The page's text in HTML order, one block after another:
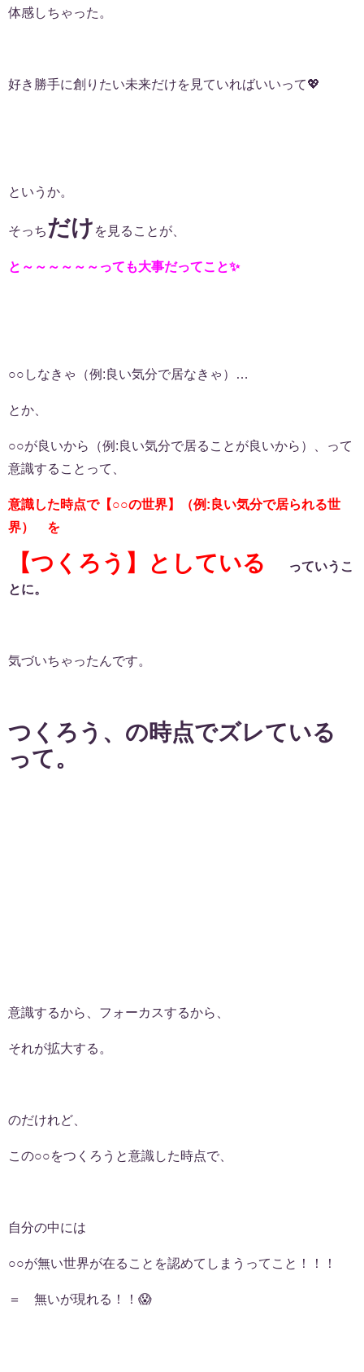
体感しちゃった。
好き勝手に創りたい未来だけを見ていればいいって💖
というか。
そっちだけ を見ることが、
と～～～～～～っても大事だってこと✨
○○しなきゃ（例:良い気分で居なきゃ）…
とか、
○○が良いから（例:良い気分で居ることが良いから）、って
意識することって、
意識した時点で【○○の世界】（例:良い気分で居られる世
界） を
【つくろう】としている
っていうこ
とに。
気づいちゃったんです。
つくろう、の時点でズレている
って。
意識するから、フォーカスするから、
それが拡大する。
のだけれど、
この○○をつくろうと意識した時点で、
自分の中には
○○が無い世界が在ることを認めてしまうってこと！！！
＝ 無いが現れる！！😱